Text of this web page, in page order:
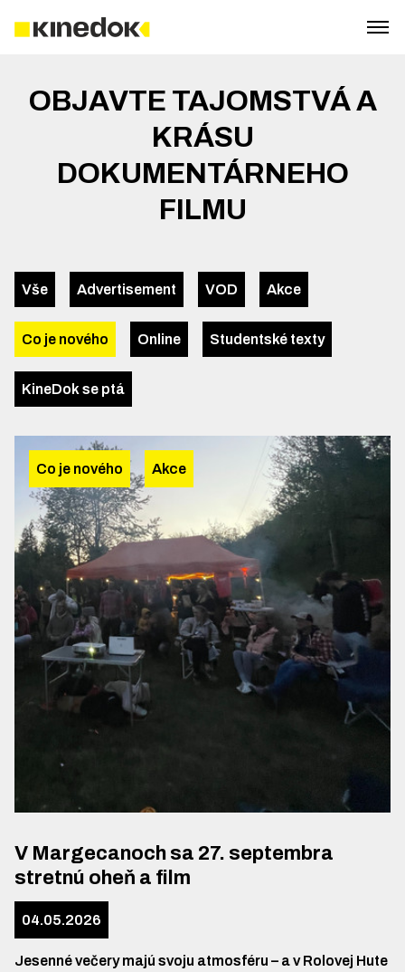
OBJAVTE TAJOMSTVÁ A
KRÁSU
DOKUMENTÁRNEHO
FILMU
Vše Advertisement VOD Akce
Co je nového Online Studentské texty
KineDok se ptá
Co je nového Akce
V Margecanoch sa 27. septembra
stretnú oheň a film
04.05.2026
Jesenné večery majú svoju atmosféru – a v Rolovej Hute